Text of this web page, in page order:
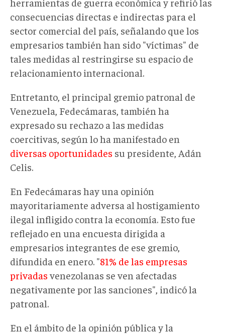
consecuencias directas e indirectas para el
sector comercial del país, señalando que los
empresarios también han sido "víctimas" de
tales medidas al restringirse su espacio de
relacionamiento internacional.
Entretanto, el principal gremio patronal de
Venezuela, Fedecámaras, también ha
expresado su rechazo a las medidas
coercitivas, según lo ha manifestado en
diversas oportunidades su presidente, Adán
Celis.
En Fedecámaras hay una opinión
mayoritariamente adversa al hostigamiento
ilegal infligido contra la economía. Esto fue
reflejado en una encuesta dirigida a
empresarios integrantes de ese gremio,
difundida en enero. "81% de las empresas
privadas venezolanas se ven afectadas
negativamente por las sanciones", indicó la
patronal.
En el ámbito de la opinión pública y la